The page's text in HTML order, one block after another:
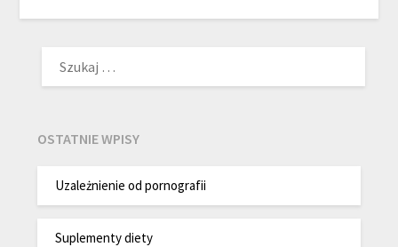
OSTATNIE WPISY
Uzależnienie od pornografii
Suplementy diety